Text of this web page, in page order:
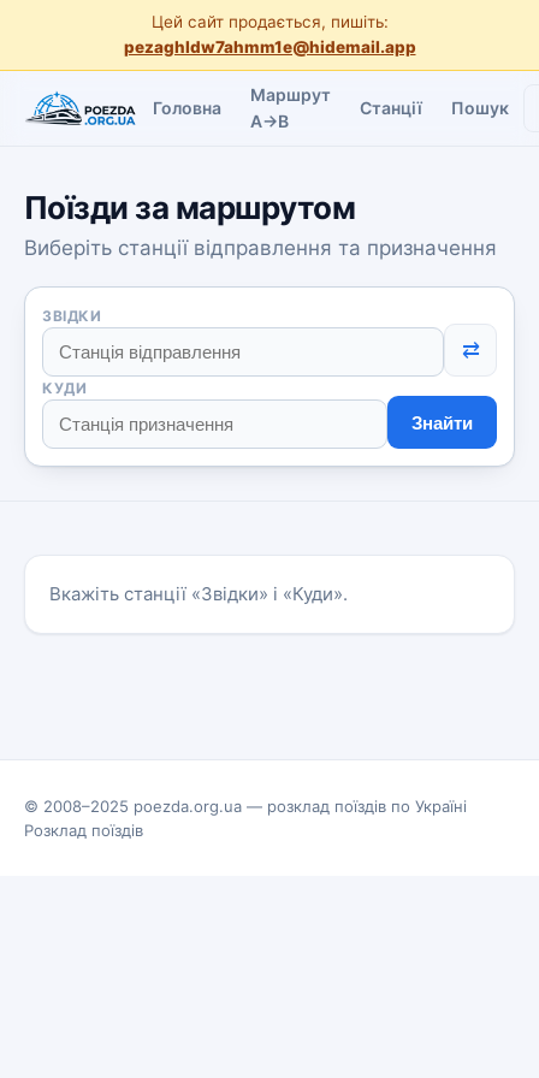
Цей сайт продається, пишіть:
pezaghldw7ahmm1e@hidemail.app
Головна
Маршрут
A→B
Станції Пошук
Поїзди за маршрутом
Виберіть станції відправлення та призначення
ЗВІДКИ
⇄
КУДИ
Знайти
Вкажіть станції «Звідки» і «Куди».
© 2008–2025 poezda.org.ua — розклад поїздів по Україні
Розклад поїздів